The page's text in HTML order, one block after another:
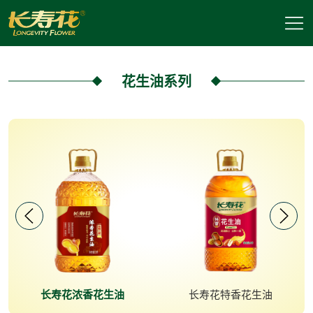
花生油系列
长寿花浓香花生油 长寿花特香花生油